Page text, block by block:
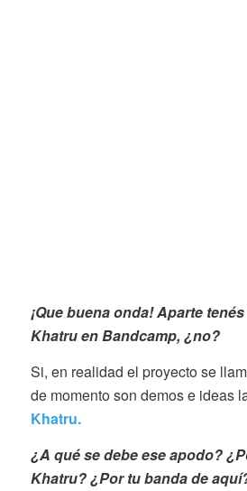
¡Que buena onda! Aparte
Khatru en Bandcamp, ¿no?
Si, en realidad el proyecto se
de momento son demos e ideas
Khatru.
¿A qué se debe ese apodo?
Khatru? ¿Por tu banda de